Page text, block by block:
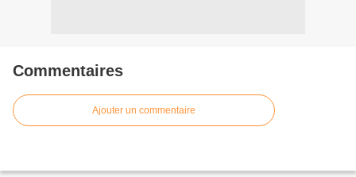
Commentaires
Ajouter un commentaire